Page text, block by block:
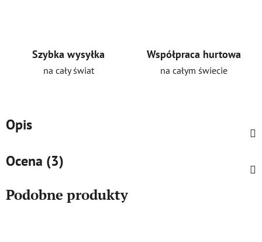
Szybka wysyłka
na cały świat
Współpraca hurtowa
na całym świecie
Opis
Ocena (3)
Podobne produkty